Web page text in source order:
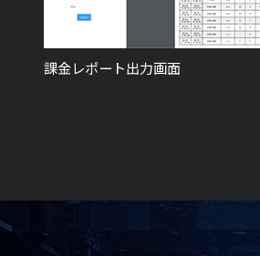
課金レポート出力画面